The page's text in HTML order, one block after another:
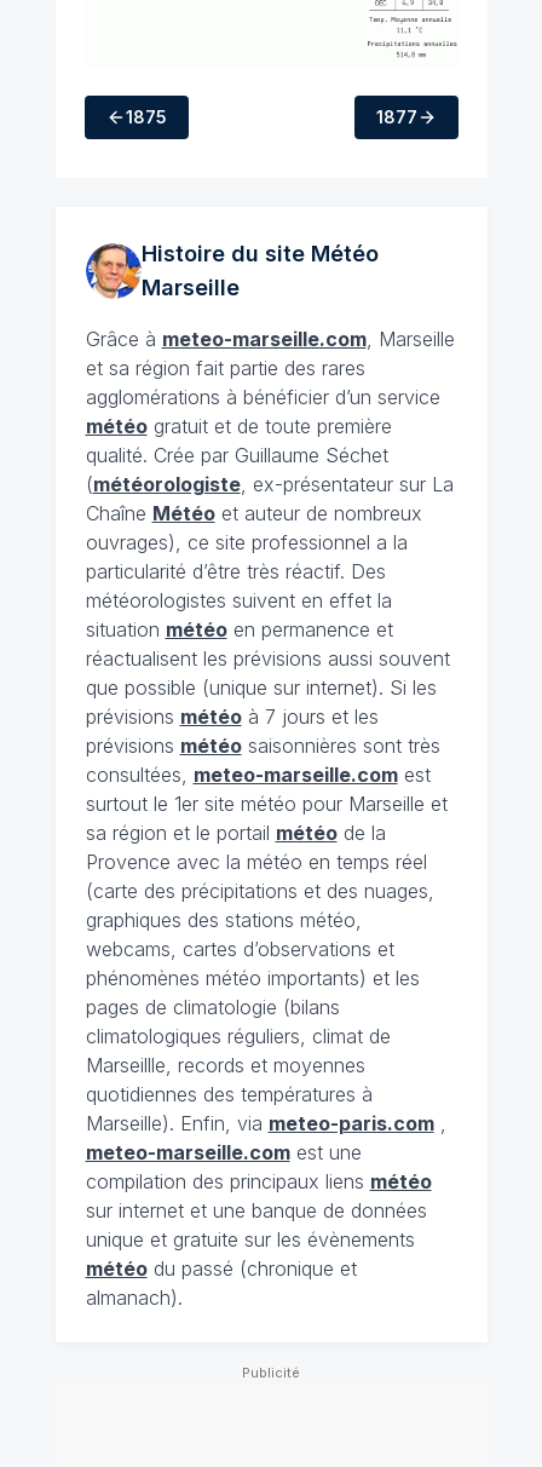
1875 1877
Histoire du site Météo
Marseille
Grâce à meteo-marseille.com, Marseille
et sa région fait partie des rares
agglomérations à bénéficier d’un service
météogratuit et de toute première
qualité. Crée par Guillaume Séchet
(météorologiste, ex-présentateur sur La
Chaîne Météoet auteur de nombreux
ouvrages), ce site professionnel a la
particularité d’être très réactif. Des
météorologistes suivent en effet la
situation météoen permanence et
réactualisent les prévisions aussi souvent
que possible (unique sur internet). Si les
prévisions météoà 7 jours et les
prévisions météosaisonnières sont très
consultées, meteo-marseille.comest
surtout le 1er site météo pour Marseille et
sa région et le portail météode la
Provence avec la météo en temps réel
(carte des précipitations et des nuages,
graphiques des stations météo,
webcams, cartes d’observations et
phénomènes météo importants) et les
pages de climatologie (bilans
climatologiques réguliers, climat de
Marseillle, records et moyennes
quotidiennes des températures à
Marseille). Enfin, via meteo-paris.com,
meteo-marseille.comest une
compilation des principaux liens météo
sur internet et une banque de données
unique et gratuite sur les évènements
météodu passé (chronique et
almanach).